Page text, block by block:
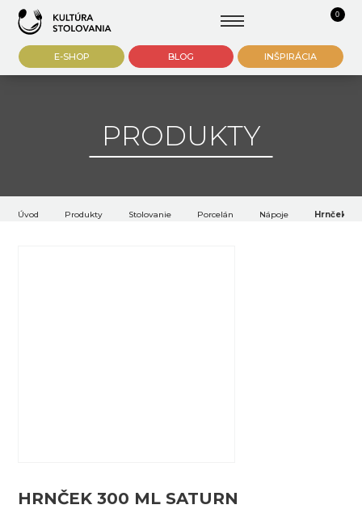
0
E-SHOP BLOG INŠPIRÁCIA
PRODUKTY
Úvod Produkty Stolovanie Porcelán Nápoje Hrnček
HRNČEK 300 ML SATURN